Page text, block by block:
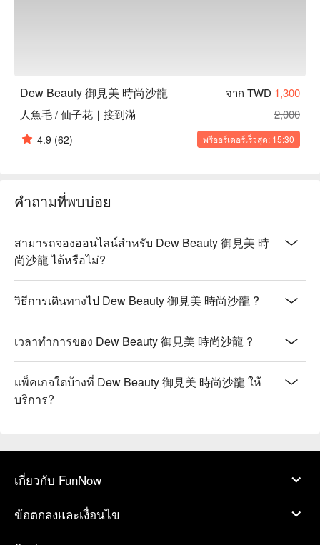
Dew Beauty 御見美 時尚沙龍 จาก TWD 1,300
人魚毛 / 仙子花｜接到滿
2,000
4.9 (62) พรีออร์เดอร์เร็วสุด: 15:30
คำถามที่พบบ่อย
สามารถจองออนไลน์สำหรับ Dew Beauty 御見美 時
尚沙龍 ได้หรือไม่?
วิธีการเดินทางไป Dew Beauty 御見美 時尚沙龍 ?
เวลาทำการของ Dew Beauty 御見美 時尚沙龍 ?
แพ็คเกจใดบ้างที่ Dew Beauty 御見美 時尚沙龍 ให้
บริการ?
เกี่ยวกับ FunNow
ข้อตกลงและเงื่อนไข